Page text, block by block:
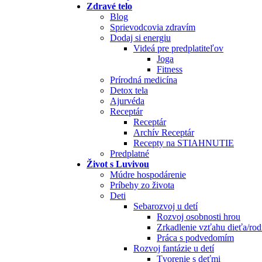
Zdravé telo
Blog
Sprievodcovia zdravím
Dodaj si energiu
Videá pre predplatiteľov
Joga
Fitness
Prírodná medicína
Detox tela
Ajurvéda
Receptár
Receptár
Archív Receptár
Recepty na STIAHNUTIE
Predplatné
Život s Luvivou
Múdre hospodárenie
Príbehy zo života
Deti
Sebarozvoj u detí
Rozvoj osobnosti hrou
Zrkadlenie vzťahu dieťa/
Práca s podvedomím
Rozvoj fantázie u detí
Tvorenie s deťmi